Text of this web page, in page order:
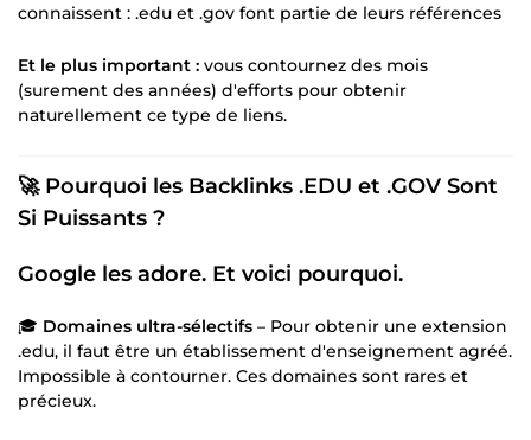
connaissent : .edu et .gov font partie de leurs références
Et le plus important : vous contournez des mois
(surement des années) d'efforts pour obtenir
naturellement ce type de liens.
🚀 Pourquoi les Backlinks .EDU et .GOV Sont
Si Puissants ?
Google les adore. Et voici pourquoi.
🎓 Domaines ultra-sélectifs – Pour obtenir une extension
.edu, il faut être un établissement d'enseignement agréé.
Impossible à contourner. Ces domaines sont rares et
précieux.